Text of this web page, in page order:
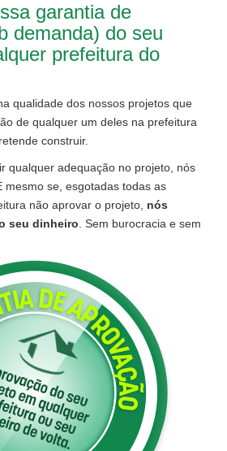
garantia de
demanda) do seu
prefeitura do
qualidade dos nossos projetos que
de qualquer um deles na prefeitura
construir.
qualquer adequação no projeto, nós
mesmo se, esgotadas todas as
não aprovar o projeto, nós
seu dinheiro . Sem burocracia e sem